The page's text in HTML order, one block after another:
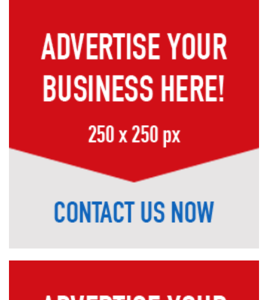
মাশরাফি-পাইলটদের সঙ্গে সাবেক সতীর্থ
রোকন
প্রিমিয়ার লিগ ক্রিকেটের দলবদল পেছাল ছয়
দিন
ইজতেমায় পেছাল এসএসসির তিন পরীক্ষা
নদী রক্ষায় জাতীয় জাগরণ গড়ে তুলতে হবে